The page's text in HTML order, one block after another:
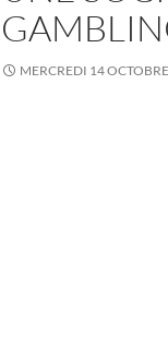
MERCREDI 14